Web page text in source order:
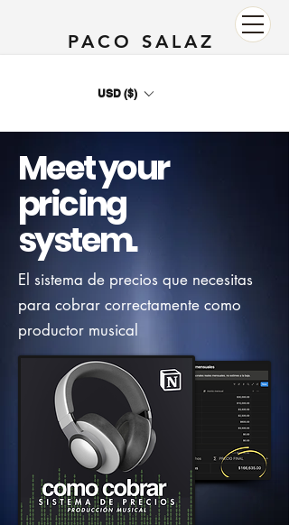
USD ($)
PACO SALAZ
Meet your
pricing
system.
El sistema de precios que necesitas
para cobrar correctamente como
productor musical